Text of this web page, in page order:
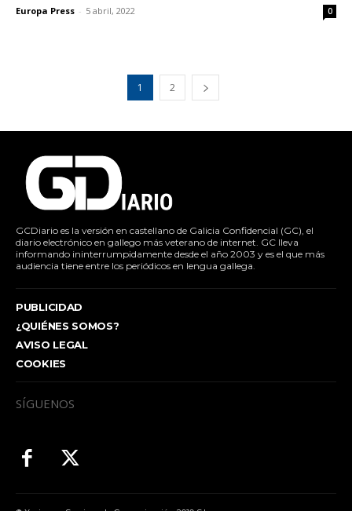
Europa Press - 5 abril, 2022 0
1 2
GCDiario es la versión en castellano de Galicia Confidencial (GC), el
diario electrónico en gallego más veterano de internet. GC lleva
informando ininterrumpidamente desde el año 2003 y es el que más
audiencia tiene entre los periódicos en lengua gallega.
PUBLICIDAD
¿QUIÉNES SOMOS?
AVISO LEGAL
COOKIES
SÍGUENOS